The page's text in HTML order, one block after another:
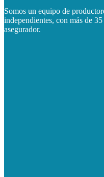
Somos un equipo de
independientes, con más de
asegurador.